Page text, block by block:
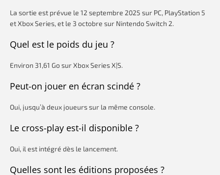
La sortie est prévue le 12 septembre 2025 sur PC, PlayStation 5
et Xbox Series, et le 3 octobre sur Nintendo Switch 2.
Quel est le poids du jeu ?
Environ 31,61 Go sur Xbox Series X|S.
Peut-on jouer en écran scindé ?
Oui, jusqu’à deux joueurs sur la même console.
Le cross-play est-il disponible ?
Oui, il est intégré dès le lancement.
Quelles sont les éditions proposées ?